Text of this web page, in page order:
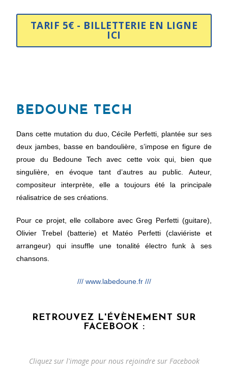
TARIF 5€ - BILLETTERIE EN LIGNE
ICI
BEDOUNE TECH
Dans cette mutation du duo, Cécile Perfetti, plantée sur ses
deux jambes, basse en bandoulière, s’impose en figure de
proue du Bedoune Tech avec cette voix qui, bien que
singulière, en évoque tant d’autres au public. Auteur,
compositeur interprète, elle a toujours été la principale
réalisatrice de ses créations.
Pour ce projet, elle collabore avec Greg Perfetti (guitare),
Olivier Trebel (batterie) et Matéo Perfetti (claviériste et
arrangeur) qui insuffle une tonalité électro funk à ses
chansons.
/// www.labedoune.fr ///
RETROUVEZ L'ÉVÈNEMENT SUR
FACEBOOK :
Cliquez sur l'image pour nous rejoindre sur Facebook